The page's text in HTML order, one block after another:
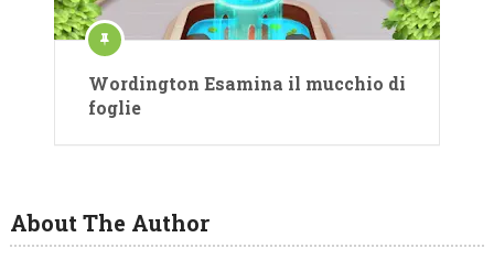
Wordington Esamina il mucchio di
foglie
About The Author